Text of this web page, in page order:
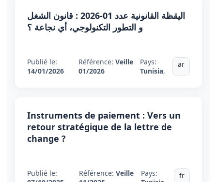
اليقظة القانونية عدد 01-2026 : قانون الشغل
و التطور التكنولوجي، أي نجاعة ؟
Publié le:
14/01/2026
Référence: Veille
01/2026
Pays:
Tunisia,
ar
Instruments de paiement : Vers un
retour stratégique de la lettre de
change ?
Publié le:
Référence: Veille
Pays:
fr